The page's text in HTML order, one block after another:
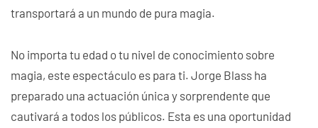
transportará a un mundo de pura magia.
No importa tu edad o tu nivel de conocimiento sobre
magia, este espectáculo es para ti. Jorge Blass ha
preparado una actuación única y sorprendente que
cautivará a todos los públicos. Esta es una oportunidad